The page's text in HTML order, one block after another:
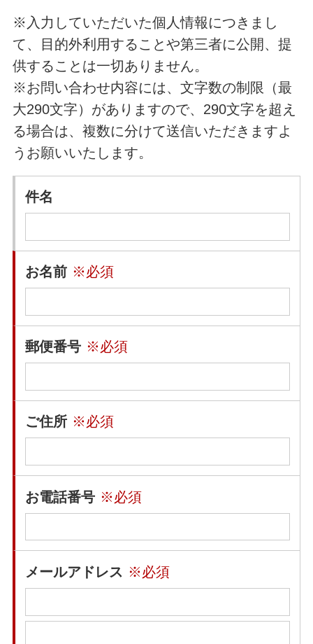
※入力していただいた個人情報につきまし
て、目的外利用することや第三者に公開、提
供することは一切ありません。
※お問い合わせ内容には、文字数の制限（最
大290文字）がありますので、290文字を超え
る場合は、複数に分けて送信いただきますよ
うお願いいたします。
件名
お名前 ※必須
郵便番号 ※必須
ご住所 ※必須
お電話番号 ※必須
メールアドレス ※必須